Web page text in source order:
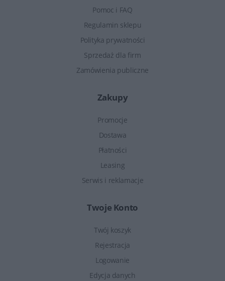
Pomoc i FAQ
Regulamin sklepu
Polityka prywatności
Sprzedaż dla firm
Zamówienia publiczne
Zakupy
Promocje
Dostawa
Płatności
Leasing
Serwis i reklamacje
Twoje Konto
Twój koszyk
Rejestracja
Logowanie
Edycja danych